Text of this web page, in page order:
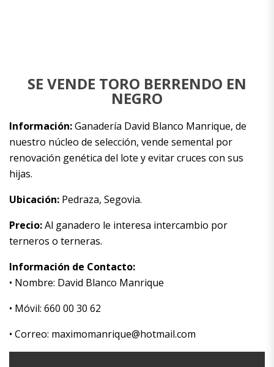
SE VENDE TORO BERRENDO EN
NEGRO
Información:Ganadería David Blanco Manrique, de
nuestro núcleo de selección, vende semental por
renovación genética del lote y evitar cruces con sus
hijas.
Ubicación: Pedraza, Segovia.
Precio:Al ganadero le interesa intercambio por
terneros o terneras.
Información de Contacto:
• Nombre: David Blanco Manrique
• Móvil: 660 00 30 62
• Correo: maximomanrique@hotmail.com